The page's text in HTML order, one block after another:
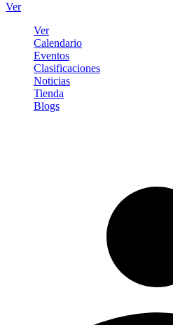
Ver
Ver
Calendario
Eventos
Clasificaciones
Noticias
Tienda
Blogs